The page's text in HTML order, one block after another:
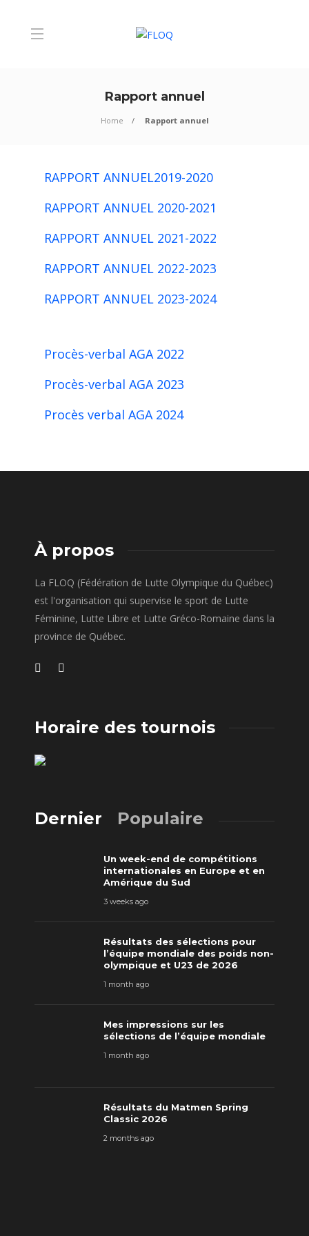
Rapport annuel
Home Rapport annuel
RAPPORT ANNUEL2019-2020
RAPPORT ANNUEL 2020-2021
RAPPORT ANNUEL 2021-2022
RAPPORT ANNUEL 2022-2023
RAPPORT ANNUEL 2023-2024
Procès-verbal AGA 2022
Procès-verbal AGA 2023
Procès verbal AGA 2024
À propos
La FLOQ (Fédération de Lutte Olympique du Québec)
est l'organisation qui supervise le sport de Lutte
Féminine, Lutte Libre et Lutte Gréco-Romaine dans la
province de Québec.
Horaire des tournois
Dernier Populaire
Un week-end de compétitions
internationales en Europe et en
Amérique du Sud
3 weeks ago
Résultats des sélections pour
l’équipe mondiale des poids non-
olympique et U23 de 2026
1 month ago
Mes impressions sur les
sélections de l’équipe mondiale
1 month ago
Résultats du Matmen Spring
Classic 2026
2 months ago